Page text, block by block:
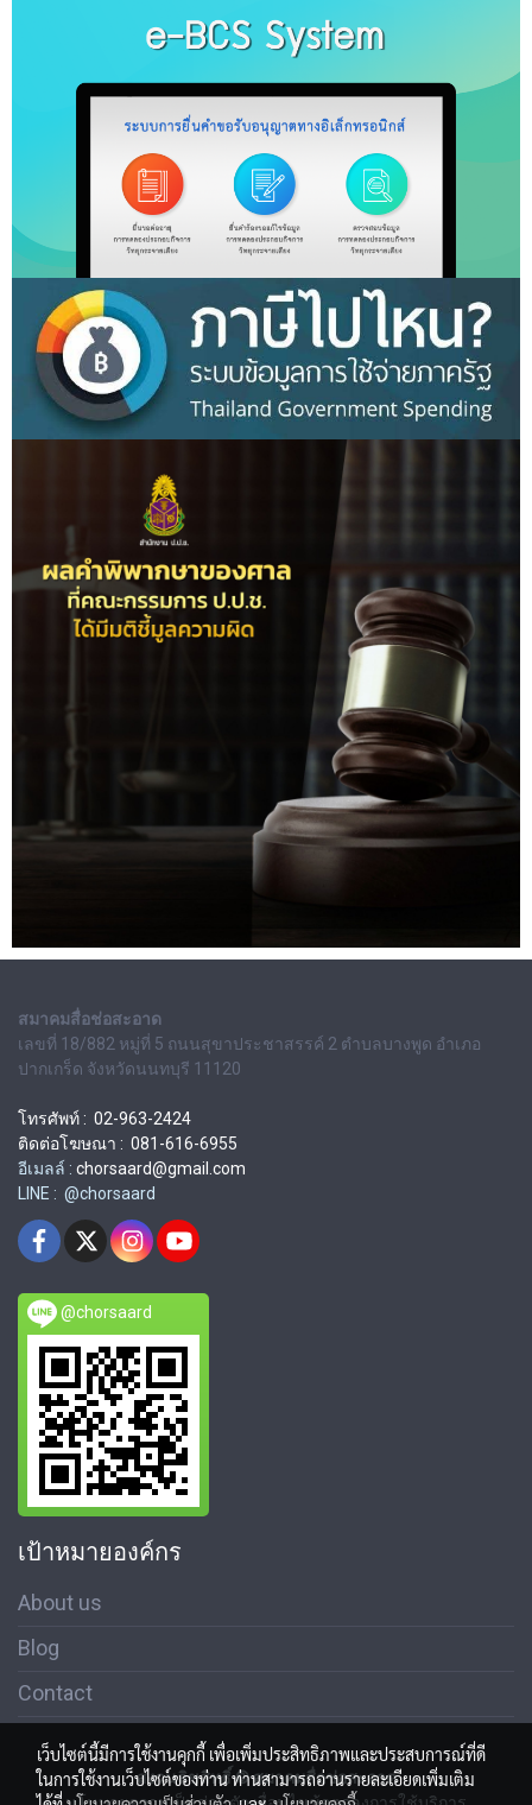
สมาคมสื่อช่อสะอาด
เลขที่ 18/882 หมู่ที่ 5 ถนนสุขาประชาสรรค์ 2 ตำบลบางพูด อำเภอ
ปากเกร็ด จังหวัดนนทบุรี 11120
โทรศัพท์ : 02-963-2424
ติดต่อโฆษณา : 081-616-6955
อีเมลล์ : chorsaard@gmail.com
LINE : @chorsaard
@chorsaard
เป้าหมายองค์กร
About us
Blog
Contact
สงวนลิขสิทธิ์ © สมาคมสื่อช่อสะอาด
เว็บไซต์นี้มีการใช้งานคุกกี้ เพื่อเพิ่มประสิทธิภาพและประสบการณ์ที่ดี
ในการใช้งานเว็บไซต์ของท่าน ท่านสามารถอ่านรายละเอียดเพิ่มเติม